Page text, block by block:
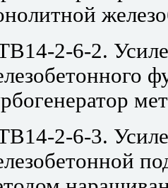
2-6-2.
2-6-3.